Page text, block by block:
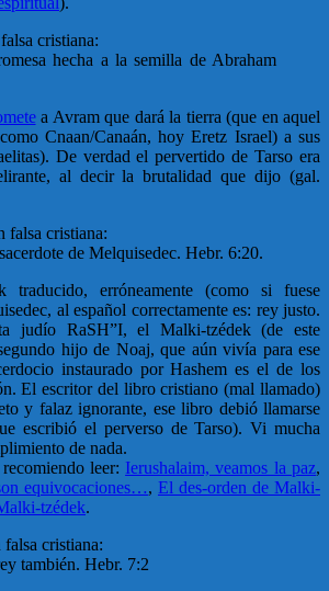
cristiana:
hecha a la semilla de Abraham
a Avram que dará la tierra (que en aquel
Cnaan/Canaán, hoy Eretz Israel) a sus
De verdad el pervertido de Tarso era
al decir la brutalidad que dijo (gal.
falsa cristiana:
de Melquisedec. Hebr. 6:20.
traducido, erróneamente (como si fuese
al español correctamente es: rey justo.
judío RaSH”I, el Malki-tzédek (de este
hijo de Noaj, que aún vivía para ese
instaurado por Hashem es el de los
El escritor del libro cristiano (mal llamado)
y falaz ignorante, ese libro debió llamarse
escribió el perverso de Tarso). Vi mucha
de nada.
leer: Ierushalaim, veamos la paz,
equivocaciones…, El des-orden de Malki-
tzédek.
cristiana:
también. Hebr. 7:2